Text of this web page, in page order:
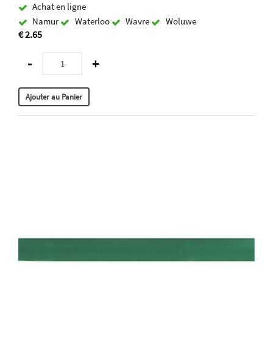
Achat en ligne
Namur
Waterloo Wavre Woluwe
€ 2.65
- +